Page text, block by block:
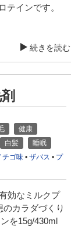
テインです。
続きを読む
健康
白髪
睡眠
チゴ味 •ザバス • プ
効なミルクプ
カラダづくり
を15g/430ml